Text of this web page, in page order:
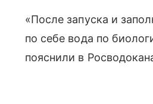
«После запуска и
по себе вода по
пояснили в